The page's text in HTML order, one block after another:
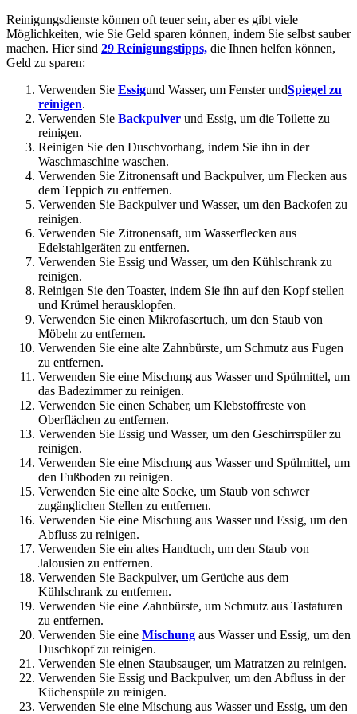
Reinigungsdienste können oft teuer sein, aber es gibt viele
Möglichkeiten, wie Sie Geld sparen können, indem Sie selbst sauber
machen. Hier sind 29 Reinigungstipps, die Ihnen helfen können,
Geld zu sparen:
Verwenden Sie Essigund Wasser, um Fenster undSpiegel zu
reinigen.
Verwenden Sie Backpulver und Essig, um die Toilette zu
reinigen.
Reinigen Sie den Duschvorhang, indem Sie ihn in der
Waschmaschine waschen.
Verwenden Sie Zitronensaft und Backpulver, um Flecken aus
dem Teppich zu entfernen.
Verwenden Sie Backpulver und Wasser, um den Backofen zu
reinigen.
Verwenden Sie Zitronensaft, um Wasserflecken aus
Edelstahlgeräten zu entfernen.
Verwenden Sie Essig und Wasser, um den Kühlschrank zu
reinigen.
Reinigen Sie den Toaster, indem Sie ihn auf den Kopf stellen
und Krümel herausklopfen.
Verwenden Sie einen Mikrofasertuch, um den Staub von
Möbeln zu entfernen.
Verwenden Sie eine alte Zahnbürste, um Schmutz aus Fugen
zu entfernen.
Verwenden Sie eine Mischung aus Wasser und Spülmittel, um
das Badezimmer zu reinigen.
Verwenden Sie einen Schaber, um Klebstoffreste von
Oberflächen zu entfernen.
Verwenden Sie Essig und Wasser, um den Geschirrspüler zu
reinigen.
Verwenden Sie eine Mischung aus Wasser und Spülmittel, um
den Fußboden zu reinigen.
Verwenden Sie eine alte Socke, um Staub von schwer
zugänglichen Stellen zu entfernen.
Verwenden Sie eine Mischung aus Wasser und Essig, um den
Abfluss zu reinigen.
Verwenden Sie ein altes Handtuch, um den Staub von
Jalousien zu entfernen.
Verwenden Sie Backpulver, um Gerüche aus dem
Kühlschrank zu entfernen.
Verwenden Sie eine Zahnbürste, um Schmutz aus Tastaturen
zu entfernen.
Verwenden Sie eine Mischung aus Wasser und Essig, um den
Duschkopf zu reinigen.
Verwenden Sie einen Staubsauger, um Matratzen zu reinigen.
Verwenden Sie Essig und Backpulver, um den Abfluss in der
Küchenspüle zu reinigen.
Verwenden Sie eine Mischung aus Wasser und Essig, um den